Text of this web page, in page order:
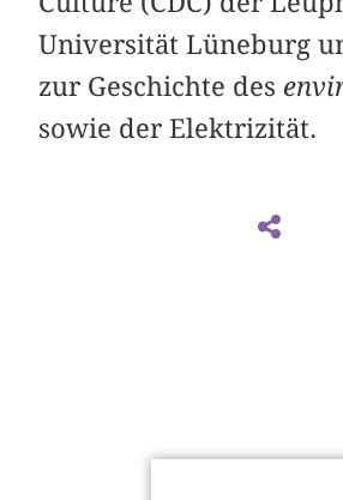
Universität Lüneburg
zur Geschichte des
sowie der Elektrizität.